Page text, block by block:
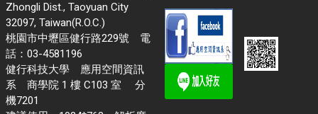
Zhongli Dist., Taoyuan City
32097, Taiwan(R.O.C.)
桃園市中壢區健行路229號 電
話：03-4581196
健行科技大學 應用空間資訊
系 商學院 1 樓 C103 室 分
機7201